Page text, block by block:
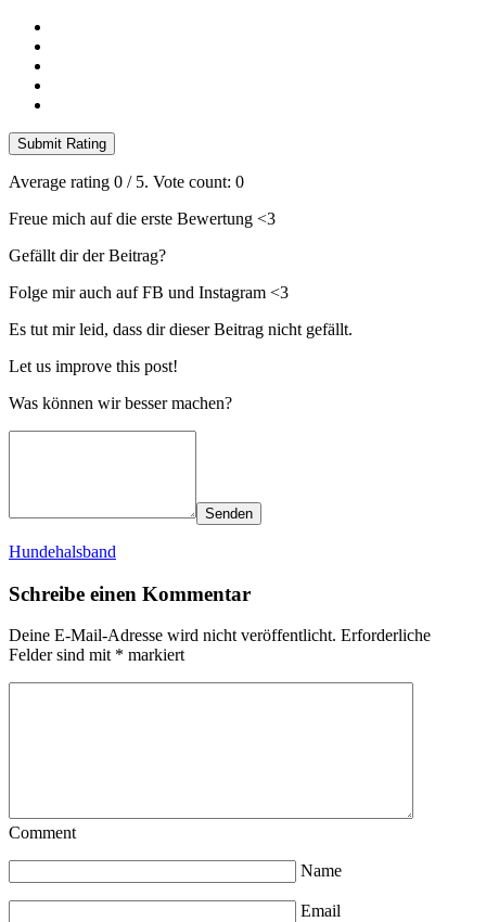
Submit Rating
Average rating 0 / 5. Vote count: 0
Freue mich auf die erste Bewertung <3
Gefällt dir der Beitrag?
Folge mir auch auf FB und Instagram <3
Es tut mir leid, dass dir dieser Beitrag nicht gefällt.
Let us improve this post!
Was können wir besser machen?
Senden
Hundehalsband
Schreibe einen Kommentar
Deine E-Mail-Adresse wird nicht veröffentlicht. Erforderliche
Felder sind mit * markiert
Comment
Name
Email